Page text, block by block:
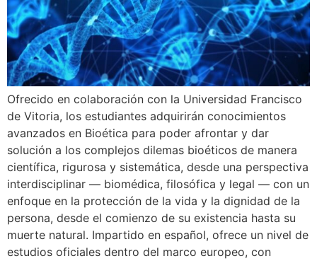
Ofrecido en colaboración con la Universidad Francisco
de Vitoria, los estudiantes adquirirán conocimientos
avanzados en Bioética para poder afrontar y dar
solución a los complejos dilemas bioéticos de manera
científica, rigurosa y sistemática, desde una perspectiva
interdisciplinar — biomédica, filosófica y legal — con un
enfoque en la protección de la vida y la dignidad de la
persona, desde el comienzo de su existencia hasta su
muerte natural. Impartido en español, ofrece un nivel de
estudios oficiales dentro del marco europeo, con